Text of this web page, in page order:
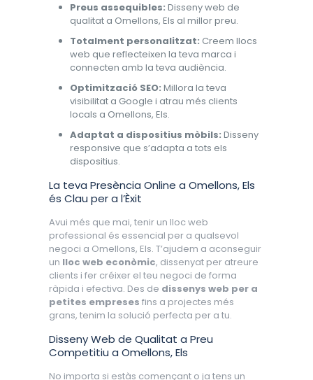
Preus assequibles: Disseny web de
qualitat a Omellons, Els al millor preu.
Totalment personalitzat: Creem llocs
web que reflecteixen la teva marca i
connecten amb la teva audiència.
Optimització SEO: Millora la teva
visibilitat a Google i atrau més clients
locals a Omellons, Els.
Adaptat a dispositius mòbils: Disseny
responsive que s’adapta a tots els
dispositius.
La teva Presència Online a Omellons, Els
és Clau per a l’Èxit
Avui més que mai, tenir un lloc web
professional és essencial per a qualsevol
negoci a Omellons, Els. T’ajudem a aconseguir
un lloc web econòmic, dissenyat per atreure
clients i fer créixer el teu negoci de forma
ràpida i efectiva. Des de dissenys web per a
petites empreses fins a projectes més
grans, tenim la solució perfecta per a tu.
Disseny Web de Qualitat a Preu
Competitiu a Omellons, Els
No importa si estàs començant o ja tens un